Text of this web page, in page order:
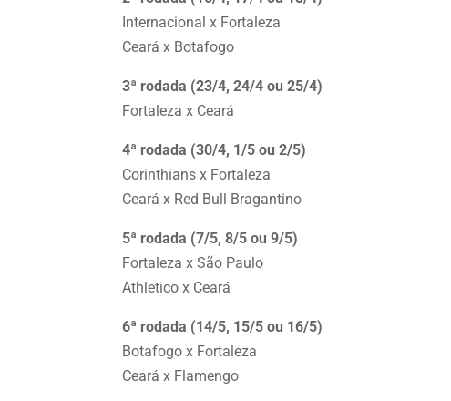
Internacional x Fortaleza
Ceará x Botafogo
3ª rodada (23/4, 24/4 ou 25/4)
Fortaleza x Ceará
4ª rodada (30/4, 1/5 ou 2/5)
Corinthians x Fortaleza
Ceará x Red Bull Bragantino
5ª rodada (7/5, 8/5 ou 9/5)
Fortaleza x São Paulo
Athletico x Ceará
6ª rodada (14/5, 15/5 ou 16/5)
Botafogo x Fortaleza
Ceará x Flamengo